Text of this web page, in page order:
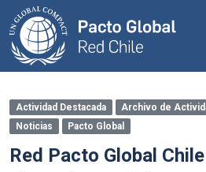
Actividad Destacada Archivo de
Noticias
Pacto Global
Red Pacto Global